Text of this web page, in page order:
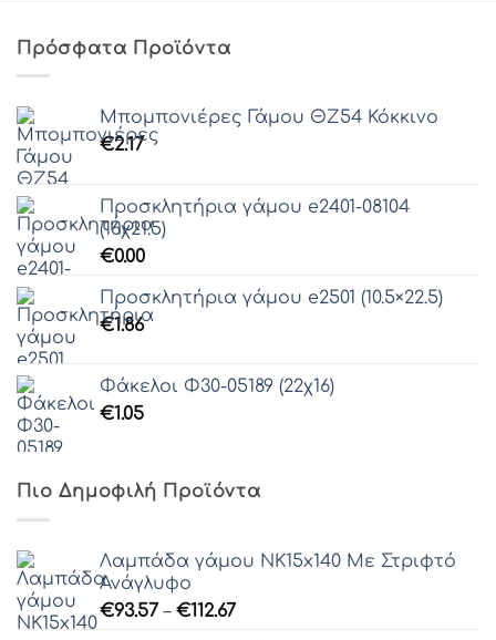
Πρόσφατα Προϊόντα
Μπομπονιέρες Γάμου ΘZ54 Κόκκινο
€2.17
Προσκλητήρια γάμου e2401-08104
(16χ21.5)
€0.00
Προσκλητήρια γάμου e2501 (10.5×22.5)
€1.86
Φάκελοι Φ30-05189 (22χ16)
€1.05
Πιο Δημοφιλή Προϊόντα
Λαμπάδα γάμου ΝΚ15x140 Με Στριφτό
Ανάγλυφο
€93.57 – €112.67Price